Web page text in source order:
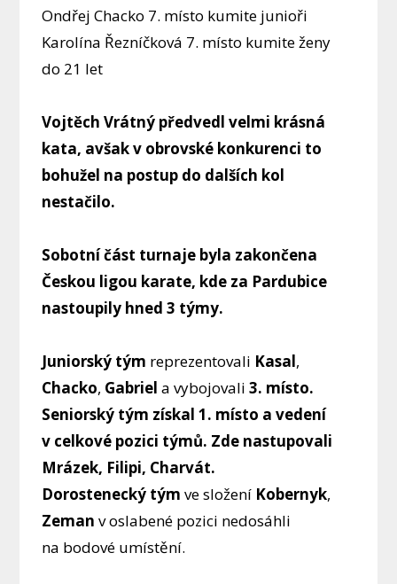
Ondřej Chacko 7. místo kumite junioři
Karolína Řezníčková 7. místo kumite ženy
do 21 let
Vojtěch Vrátný předvedl velmi krásná
kata, avšak v obrovské konkurenci to
bohužel na postup do dalších kol
nestačilo.
Sobotní část turnaje byla zakončena
Českou ligou karate, kde za Pardubice
nastoupily hned 3 týmy.
Juniorský tým reprezentovali Kasal,
Chacko, Gabriela vybojovali3. místo.
Seniorský tým získal 1. místo a vedení
v celkové pozici týmů. Zde nastupovali
Mrázek, Filipi, Charvát.
Dorostenecký tým ve složení Kobernyk,
Zeman v oslabené pozici nedosáhli
na bodové umístění.